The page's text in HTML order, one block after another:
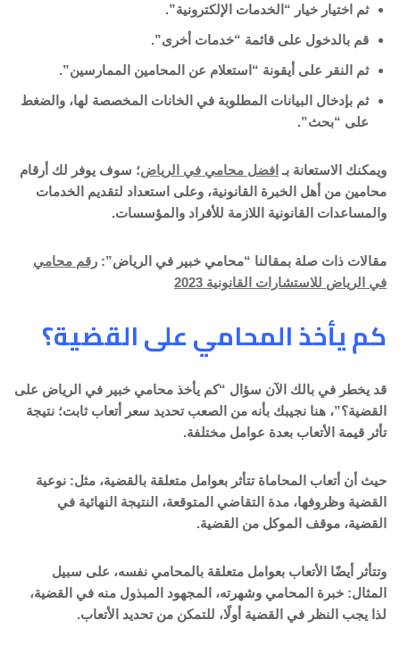
ثم اختيار خيار “الخدمات الإلكترونية”.
قم بالدخول على قائمة “خدمات أخرى”.
ثم النقر على أيقونة “استعلام عن المحامين الممارسين”.
ثم بإدخال البيانات المطلوبة في الخانات المخصصة لها، والضغط
على “بحث”.
ويمكنك الاستعانة بـ افضل محامي في الرياض؛ سوف يوفر لك أرقام
محامين من أهل الخبرة القانونية، وعلى استعداد لتقديم الخدمات
والمساعدات القانونية اللازمة للأفراد والمؤسسات.
مقالات ذات صلة بمقالنا “محامي خبير في الرياض”: رقم محامي
في الرياض للاستشارات القانونية 2023
كم يأخذ المحامي على القضية؟
قد يخطر في بالك الآن سؤال “كم يأخذ محامي خبير في الرياض على
القضية؟”، هنا نجيبك بأنه من الصعب تحديد سعر أتعاب ثابت؛ نتيجة
تأثر قيمة الأتعاب بعدة عوامل مختلفة.
حيث أن أتعاب المحاماة تتأثر بعوامل متعلقة بالقضية، مثل: نوعية
القضية وظروفها، مدة التقاضي المتوقعة، النتيجة النهائية في
القضية، موقف الموكل من القضية.
وتتأثر أيضًا الأتعاب بعوامل متعلقة بالمحامي نفسه، على سبيل
المثال: خبرة المحامي وشهرته، المجهود المبذول منه في القضية،
لذا يجب النظر في القضية أولًا، للتمكن من تحديد الأتعاب.